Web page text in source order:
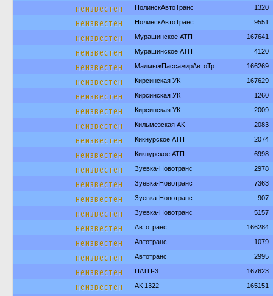
неизвестен НолинскАвтоТранс 1320
неизвестен НолинскАвтоТранс 9551
неизвестен Мурашинское АТП 167641
неизвестен Мурашинское АТП 4120
неизвестен МалмыжПассажирАвтоТр 166269
неизвестен Кирсинская УК 167629
неизвестен Кирсинская УК 1260
неизвестен Кирсинская УК 2009
неизвестен Кильмезская АК 2083
неизвестен Кикнурское АТП 2074
неизвестен Кикнурское АТП 6998
неизвестен Зуевка-Новотранс 2978
неизвестен Зуевка-Новотранс 7363
неизвестен Зуевка-Новотранс 907
неизвестен Зуевка-Новотранс 5157
неизвестен Автотранс 166284
неизвестен Автотранс 1079
неизвестен Автотранс 2995
неизвестен ПАТП-3 167623
неизвестен АК 1322 165151